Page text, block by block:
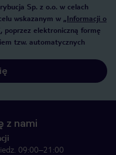
Sp. z o.o. w celach
wskazanym w „Informacji o
, poprzez elektroniczną formę
tzw. automatycznych
z nami
09:00–21:00